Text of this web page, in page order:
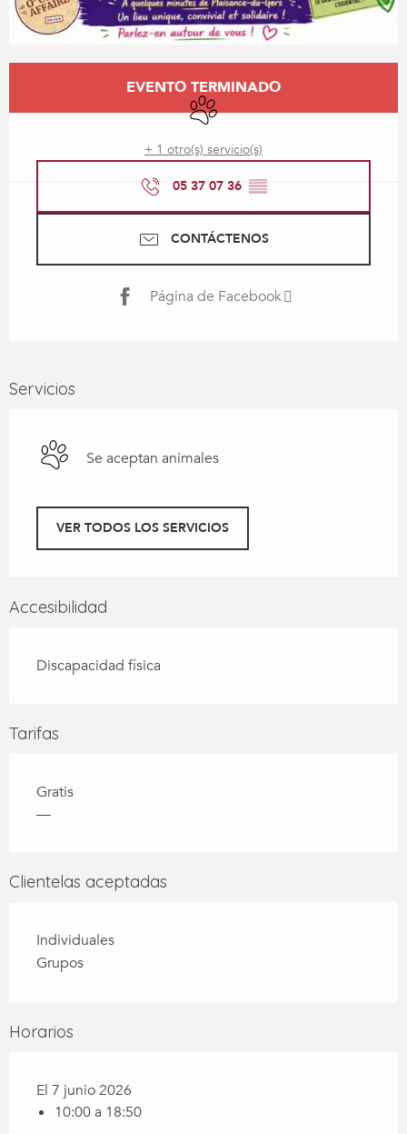
Horarios y datos de contacto
EVENTO TERMINADO
Se aceptan animales
+ 1 otro(s) servicio(s)
05 37 07 36 ▒▒
CONTÁCTENOS
Página de Facebook
Servicios
Se aceptan animales
VER TODOS LOS SERVICIOS
Accesibilidad
Discapacidad física
Tarifas
Gratis
—
Clientelas aceptadas
Individuales
Grupos
Horarios
El 7 junio 2026
10:00 a 18:50